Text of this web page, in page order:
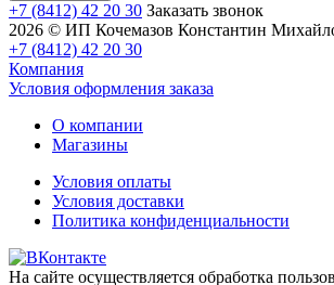
+7 (8412) 42 20 30 Заказать звонок
2026 © ИП Кочемазов Константин
+7 (8412) 42 20 30
Компания
Условия оформления заказа
О компании
Магазины
Условия оплаты
Условия доставки
Политика конфиденциальности
На сайте осуществляется обработка